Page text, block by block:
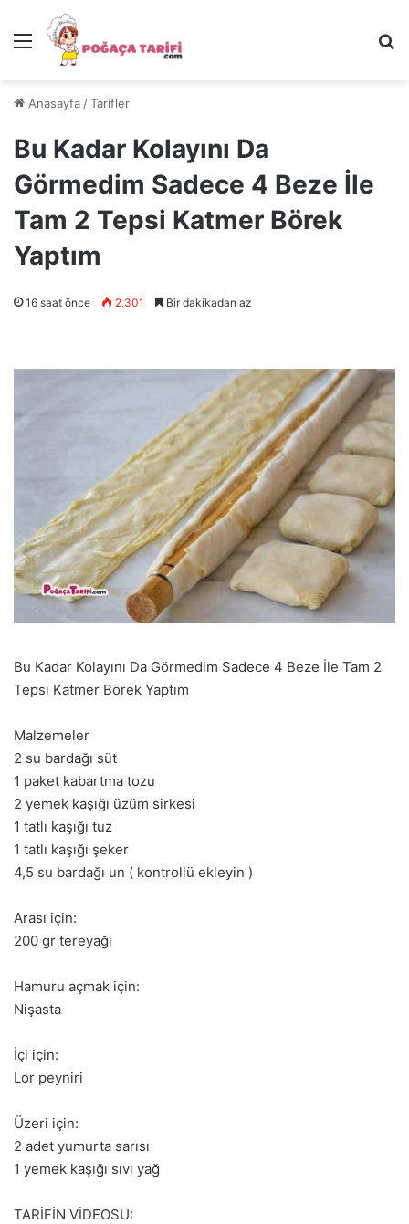
Menü
Anasayfa /Tarifler
Bu Kadar Kolayını Da
Görmedim Sadece 4 Beze İle
Tam 2 Tepsi Katmer Börek
Yaptım
16 saat önce 2.301 Bir dakikadan az
Bu Kadar Kolayını Da Görmedim Sadece 4 Beze İle Tam 2
Tepsi Katmer Börek Yaptım
Malzemeler
2 su bardağı süt
1 paket kabartma tozu
2 yemek kaşığı üzüm sirkesi
1 tatlı kaşığı tuz
1 tatlı kaşığı şeker
4,5 su bardağı un ( kontrollü ekleyin )
Arası için:
200 gr tereyağı
Hamuru açmak için:
Nişasta
İçi için:
Lor peyniri
Üzeri için:
2 adet yumurta sarısı
1 yemek kaşığı sıvı yağ
TARİFİN VİDEOSU: